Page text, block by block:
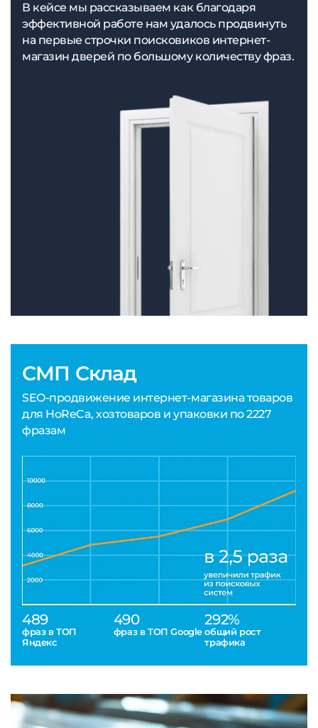
СМП Склад
SEO-продвижение интернет-магазина товаров
для HoReCa, хозтоваров и упаковки по 2227
фразам
489
фраз в ТОП
Яндекс
490
фраз в ТОП Google
292%
общий рост
трафика
В кейсе мы рассказываем как благодаря
эффективной работе нам удалось продвинуть
на первые строчки поисковиков интернет-
магазин дверей по большому количеству фраз.